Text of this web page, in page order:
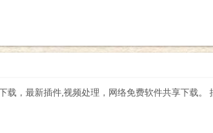
，最新插件,视频处理，网络免费软件共享下载